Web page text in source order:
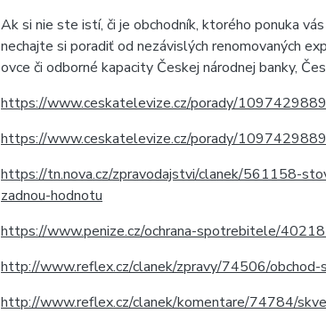
Ak si nie ste istí, či je obchodník, ktorého ponuka
nechajte si poradiť od nezávislých renomovaných
ovce či odborné kapacity Českej národnej banky,
https://www.ceskatelevize.cz/porady/
https://www.ceskatelevize.cz/porady/
https://tn.nova.cz/zpravodajstvi/clanek/561158-
zadnou-hodnotu
https://www.penize.cz/ochrana-spotrebitele/
http://www.reflex.cz/clanek/zpravy/74506/
http://www.reflex.cz/clanek/komentare/74784/